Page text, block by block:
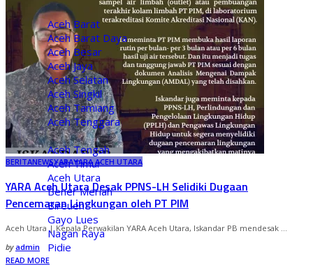
Aceh Barat
Aceh Barat Daya
Aceh Besar
Aceh Jaya
Aceh Selatan
Aceh Singkil
Aceh Tamiang
Aceh Tenggara
Aceh Tengah
Aceh Timur
Aceh Utara
Bener Meriah
Bireuen
Gayo Lues
Nagan Raya
Pidie
BERITANEWSYARAYARA ACEH UTARA
YARA Aceh Utara Desak PPNS-LH Selidiki Dugaan
Pencemaran Lingkungan oleh PT PIM
Aceh Utara | Kepala Perwakilan YARA Aceh Utara, Iskandar PB mendesak ...
byadmin
READ MORE